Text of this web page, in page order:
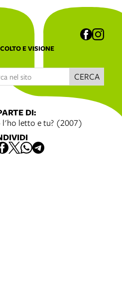
E VISIONE
CERCA
DI:
l'ho letto e tu? (2007)